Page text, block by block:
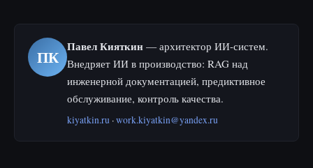
ПК
Павел Кияткин — архитектор ИИ-систем.
Внедряет ИИ в производство: RAG над
инженерной документацией, предиктивное
обслуживание, контроль качества.
kiyatkin.ru ·work.kiyatkin@yandex.ru